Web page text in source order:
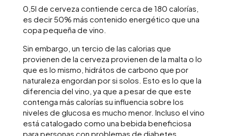
0,5l de cerveza contiende cerca de 180 calorías,
es decir 50% más contenido energético que una
copa pequeña de vino.
Sin embargo, un tercio de las calorias que
provienen de la cerveza provienen de la malta o lo
que es lo mismo, hidrátos de carbono que por
naturaleza engordan por si solos. Esto es lo que la
diferencia del vino, ya que a pesar de que este
contenga más calorías su influencia sobre los
niveles de glucosa es mucho menor. Incluso el vino
está catalogado como una bebida beneficiosa
para personas con problemas de diabetes.